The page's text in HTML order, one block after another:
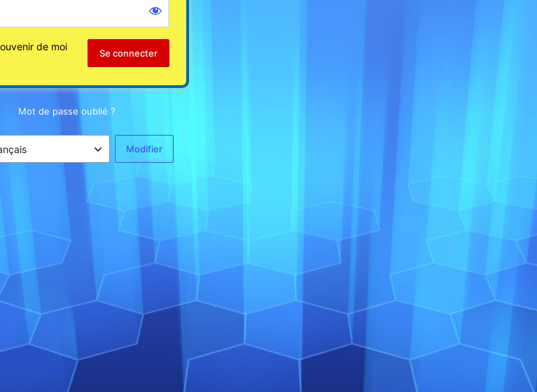
de moi
Mot de passe oublié ?